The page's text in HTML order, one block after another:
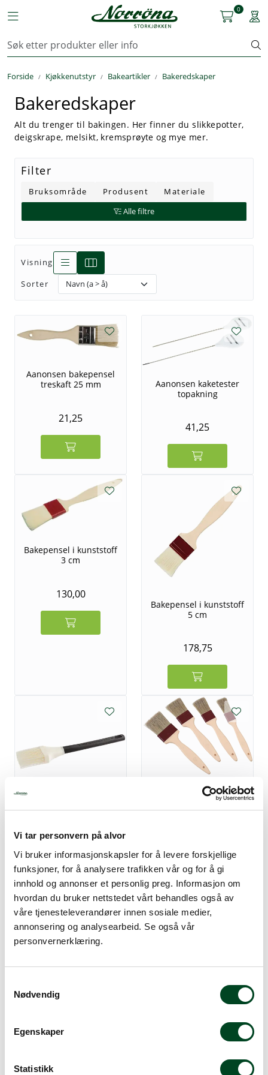
Vi tar personvern på alvor
Vi bruker informasjonskapsler for å levere forskjellige
funksjoner, for å analysere trafikken vår og for å gi
innhold og annonser et personlig preg. Informasjon om
hvordan du bruker nettstedet vårt behandles også av
våre tjenesteleverandører innen sosiale medier,
annonsering og analysearbeid. Se også vår
personvernerklæring.
Nødvendig
Egenskaper
Statistikk
Toggle navigation
0
Forside Kjøkkenutstyr Bakeartikler Bakeredskaper
Bakeredskaper
Alt du trenger til bakingen. Her finner du slikkepotter,
deigskrape, melsikt, kremsprøyte og mye mer.
Filter
Bruksområde Produsent
Materiale
Alle filtre
Visning
Sorter
Aanonsen bakepensel
treskaft 25 mm
21,25
Aanonsen kaketester
topakning
41,25
Bakepensel i kunststoff
3 cm
130,00
Bakepensel i kunststoff
5 cm
178,75
4 cm
422,50
Bakepensel med
plastskaft 2,5 cm
plastskaft 5,0 cm
Kjøkkenutstyr
Storkjøkken
Renhold & Vaskeri
Arbeidstøy
Reservedeler
Service
Løsninger
Bransjer